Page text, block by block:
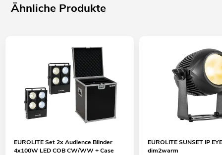
Ähnliche Produkte
EUROLITE Set 2x Audience Blinder
4x100W LED COB CW/WW + Case
EUROLITE SUNSET IP
dim2warm